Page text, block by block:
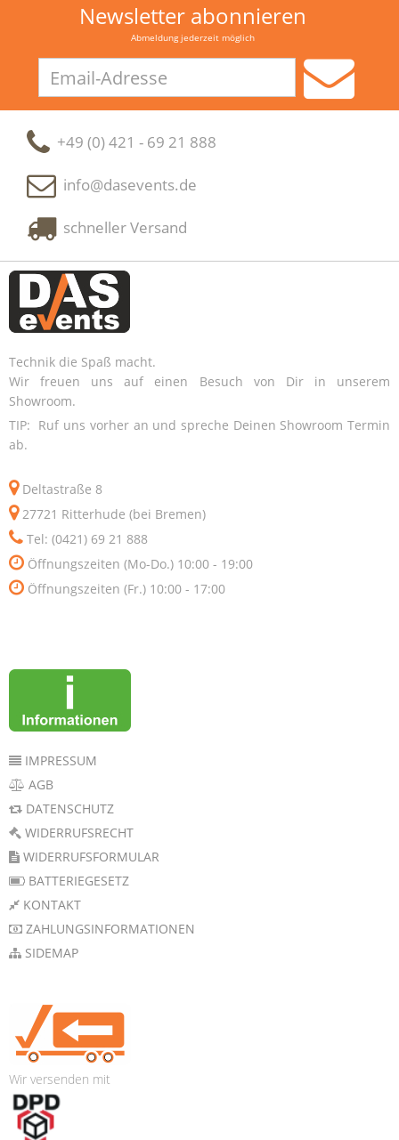
Newsletter abonnieren
Abmeldung jederzeit möglich
Adresse
+49 (0) 421 - 69 21 888
info@dasevents.de
schneller Versand
Technik die Spaß macht.
Wir freuen uns auf einen Besuch von Dir in unserem
Showroom.
TIP: Ruf uns vorher an und spreche Deinen Showroom Termin
ab.
Deltastraße 8
27721 Ritterhude (bei Bremen)
Tel: (0421) 69 21 888
Öffnungszeiten (Mo-Do.) 10:00 - 19:00
Öffnungszeiten (Fr.) 10:00 - 17:00
IMPRESSUM
AGB
DATENSCHUTZ
WIDERRUFSRECHT
WIDERRUFSFORMULAR
BATTERIEGESETZ
KONTAKT
ZAHLUNGSINFORMATIONEN
SIDEMAP
Wir versenden mit